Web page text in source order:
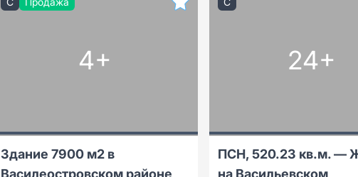
4+
Здание 7900 м2 в
Василеостровском районе
24+
ПСН, 520.23 кв.м. —
на Васильевском